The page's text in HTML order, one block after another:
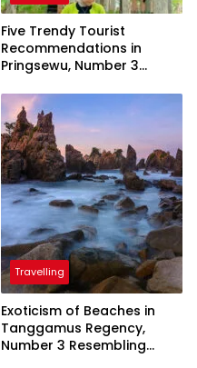
Five Trendy Tourist
Recommendations in
Pringsewu, Number 3
President
Travelling
Exoticism of Beaches in
Tanggamus Regency,
Number 3 Resembling